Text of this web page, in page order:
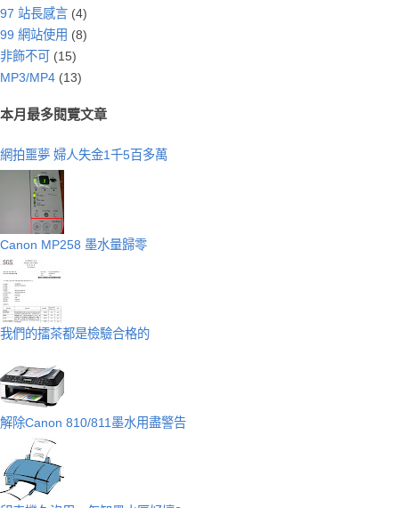
97 站長感言 (4)
99 網站使用 (8)
非飾不可
(15)
MP3/MP4 (13)
本月最多閱覽文章
網拍噩夢 婦人失金1千5百多萬
Canon MP258 墨水量歸零
我們的擂茶都是檢驗合格的
解除Canon 810/811墨水用盡警告